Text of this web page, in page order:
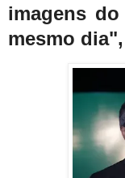
imagens
mesmo